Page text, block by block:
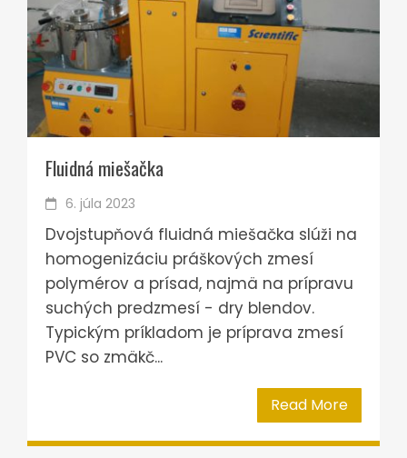
Fluidná miešačka
6. júla 2023
Dvojstupňová fluidná miešačka slúži na
homogenizáciu práškových zmesí
polymérov a prísad, najmä na prípravu
suchých predzmesí - dry blendov.
Typickým príkladom je príprava zmesí
PVC so zmäkč...
Read More